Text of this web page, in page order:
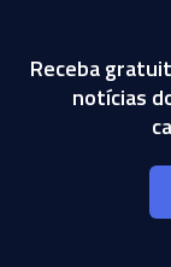
Receba
notícias